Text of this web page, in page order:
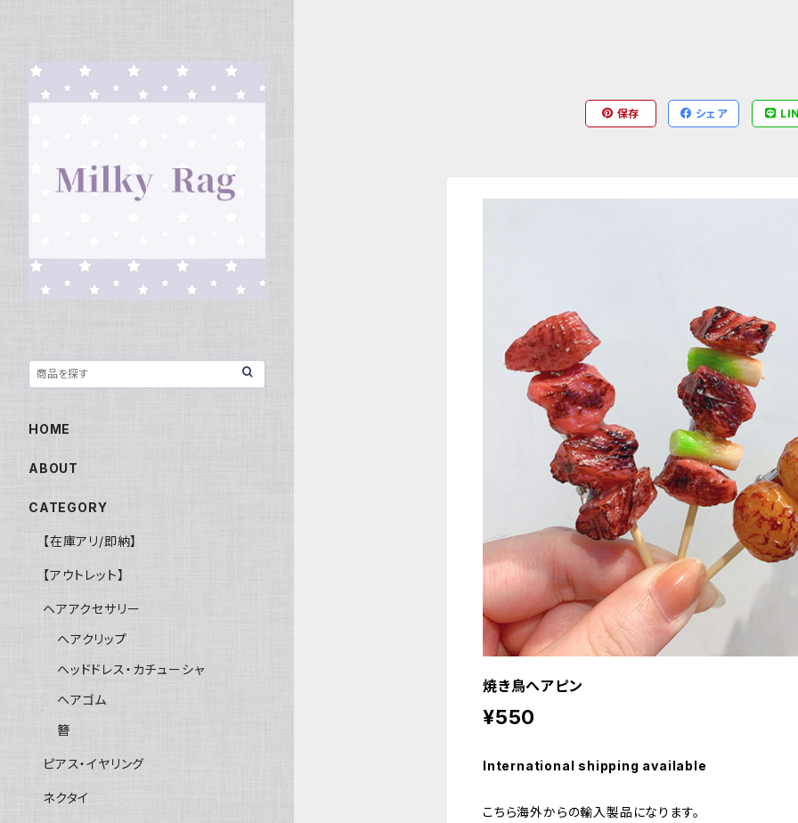
保存 シェア
焼き鳥ヘアピン
¥550
International shipping available
こちら海外からの輸入製品になります。
HOME
ABOUT
CATEGORY
【在庫アリ/即納】
【アウトレット】
ヘアアクセサリー
ヘアクリップ
ヘッドドレス・カチューシャ
ヘアゴム
簪
ピアス・イヤリング
ネクタイ